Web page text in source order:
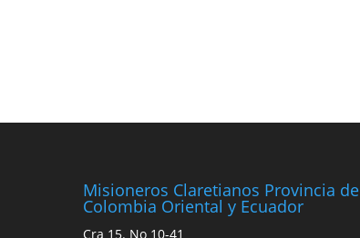
Misioneros Claretianos Provincia de
Colombia Oriental y Ecuador
Cra 15. No 10-41